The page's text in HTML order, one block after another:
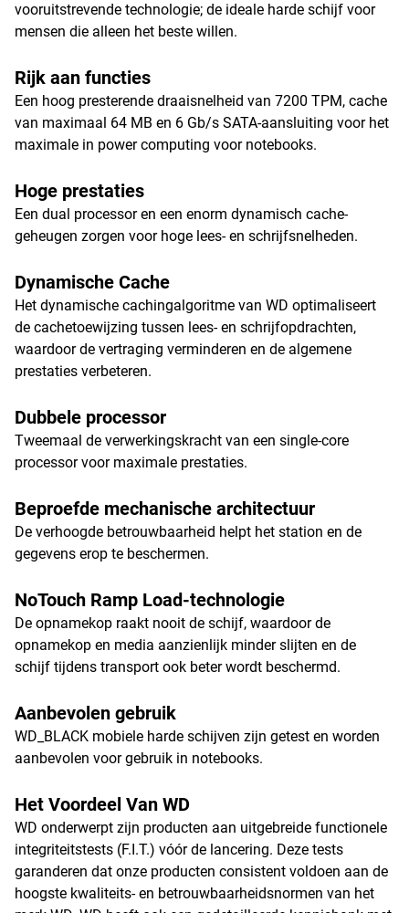
vooruitstrevende technologie; de ideale harde schijf voor
mensen die alleen het beste willen.
Rijk aan functies
Een hoog presterende draaisnelheid van 7200 TPM, cache
van maximaal 64 MB en 6 Gb/s SATA-aansluiting voor het
maximale in power computing voor notebooks.
Hoge prestaties
Een dual processor en een enorm dynamisch cache-
geheugen zorgen voor hoge lees- en schrijfsnelheden.
Dynamische Cache
Het dynamische cachingalgoritme van WD optimaliseert
de cachetoewijzing tussen lees- en schrijfopdrachten,
waardoor de vertraging verminderen en de algemene
prestaties verbeteren.
Dubbele processor
Tweemaal de verwerkingskracht van een single-core
processor voor maximale prestaties.
Beproefde mechanische architectuur
De verhoogde betrouwbaarheid helpt het station en de
gegevens erop te beschermen.
NoTouch Ramp Load-technologie
De opnamekop raakt nooit de schijf, waardoor de
opnamekop en media aanzienlijk minder slijten en de
schijf tijdens transport ook beter wordt beschermd.
Aanbevolen gebruik
WD_BLACK mobiele harde schijven zijn getest en worden
aanbevolen voor gebruik in notebooks.
Het Voordeel Van WD
WD onderwerpt zijn producten aan uitgebreide functionele
integriteitstests (F.I.T.) vóór de lancering. Deze tests
garanderen dat onze producten consistent voldoen aan de
hoogste kwaliteits- en betrouwbaarheidsnormen van het